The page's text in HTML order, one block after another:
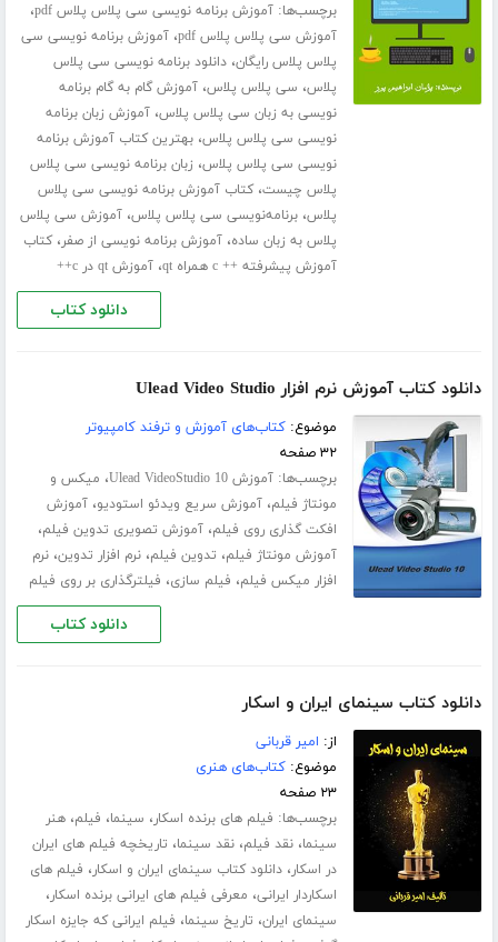
برچسب‌ها:آموزش برنامه نویسی سی پلاس پلاس pdf ،
آموزش سی پلاس پلاس pdf ،آموزش برنامه نویسی سی
پلاس پلاس رایگان،دانلود برنامه نویسی سی پلاس
پلاس، سی پلاس پلاس،آموزش گام به گام برنامه
نویسی به زبان سی پلاس پلاس،آموزش زبان برنامه
نویسی سی پلاس پلاس،بهترین کتاب آموزش برنامه
نویسی سی پلاس پلاس، زبان برنامه نویسی سی پلاس
پلاس چیست،کتاب آموزش برنامه نویسی سی پلاس
پلاس،برنامه‌نویسی سی پلاس پلاس،آموزش سی پلاس
پلاس به زبان ساده،آموزش برنامه نویسی از صفر،کتاب
آموزش پیشرفته ++ c همراه qt
،آموزش qt در c++
دانلود کتاب
دانلود کتاب آموزش نرم افزار Ulead Video Studio
موضوع:کتاب‌های آموزش و ترفند کامپیوتر
۳۲ صفحه
برچسب‌ها:آموزش Ulead VideoStudio 10 ، میکس و
مونتاژ فیلم،آموزش سریع ویدئو استودیو،آموزش
افکت گذاری روی فیلم،آموزش تصویری تدوین فیلم،
آموزش مونتاژ فیلم، تدوین فیلم،نرم افزار تدوین،نرم
افزار میکس فیلم، فیلم سازی، فیلترگذاری بر روی فیلم
دانلود کتاب
دانلود کتاب سینمای ایران و اسکار
از: امیر قربانی
موضوع:کتاب‌های هنری
۲۳ صفحه
برچسب‌ها: فیلم های برنده اسکار، سینما، فیلم،هنر
سینما،نقد فیلم،نقد سینما، تاریخچه فیلم های ایران
در اسکار،دانلود کتاب سینمای ایران و اسکار، فیلم های
اسکاردار ایرانی، معرفی فیلم های ایرانی برنده اسکار،
سینمای ایران، تاریخ سینما، فیلم ایرانی که جایزه اسکار